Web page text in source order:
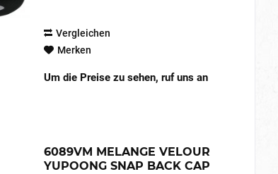
Vergleichen
Merken
Um die Preise zu sehen, ruf uns an
6089VM MELANGE VELOUR
YUPOONG SNAP BACK CAP